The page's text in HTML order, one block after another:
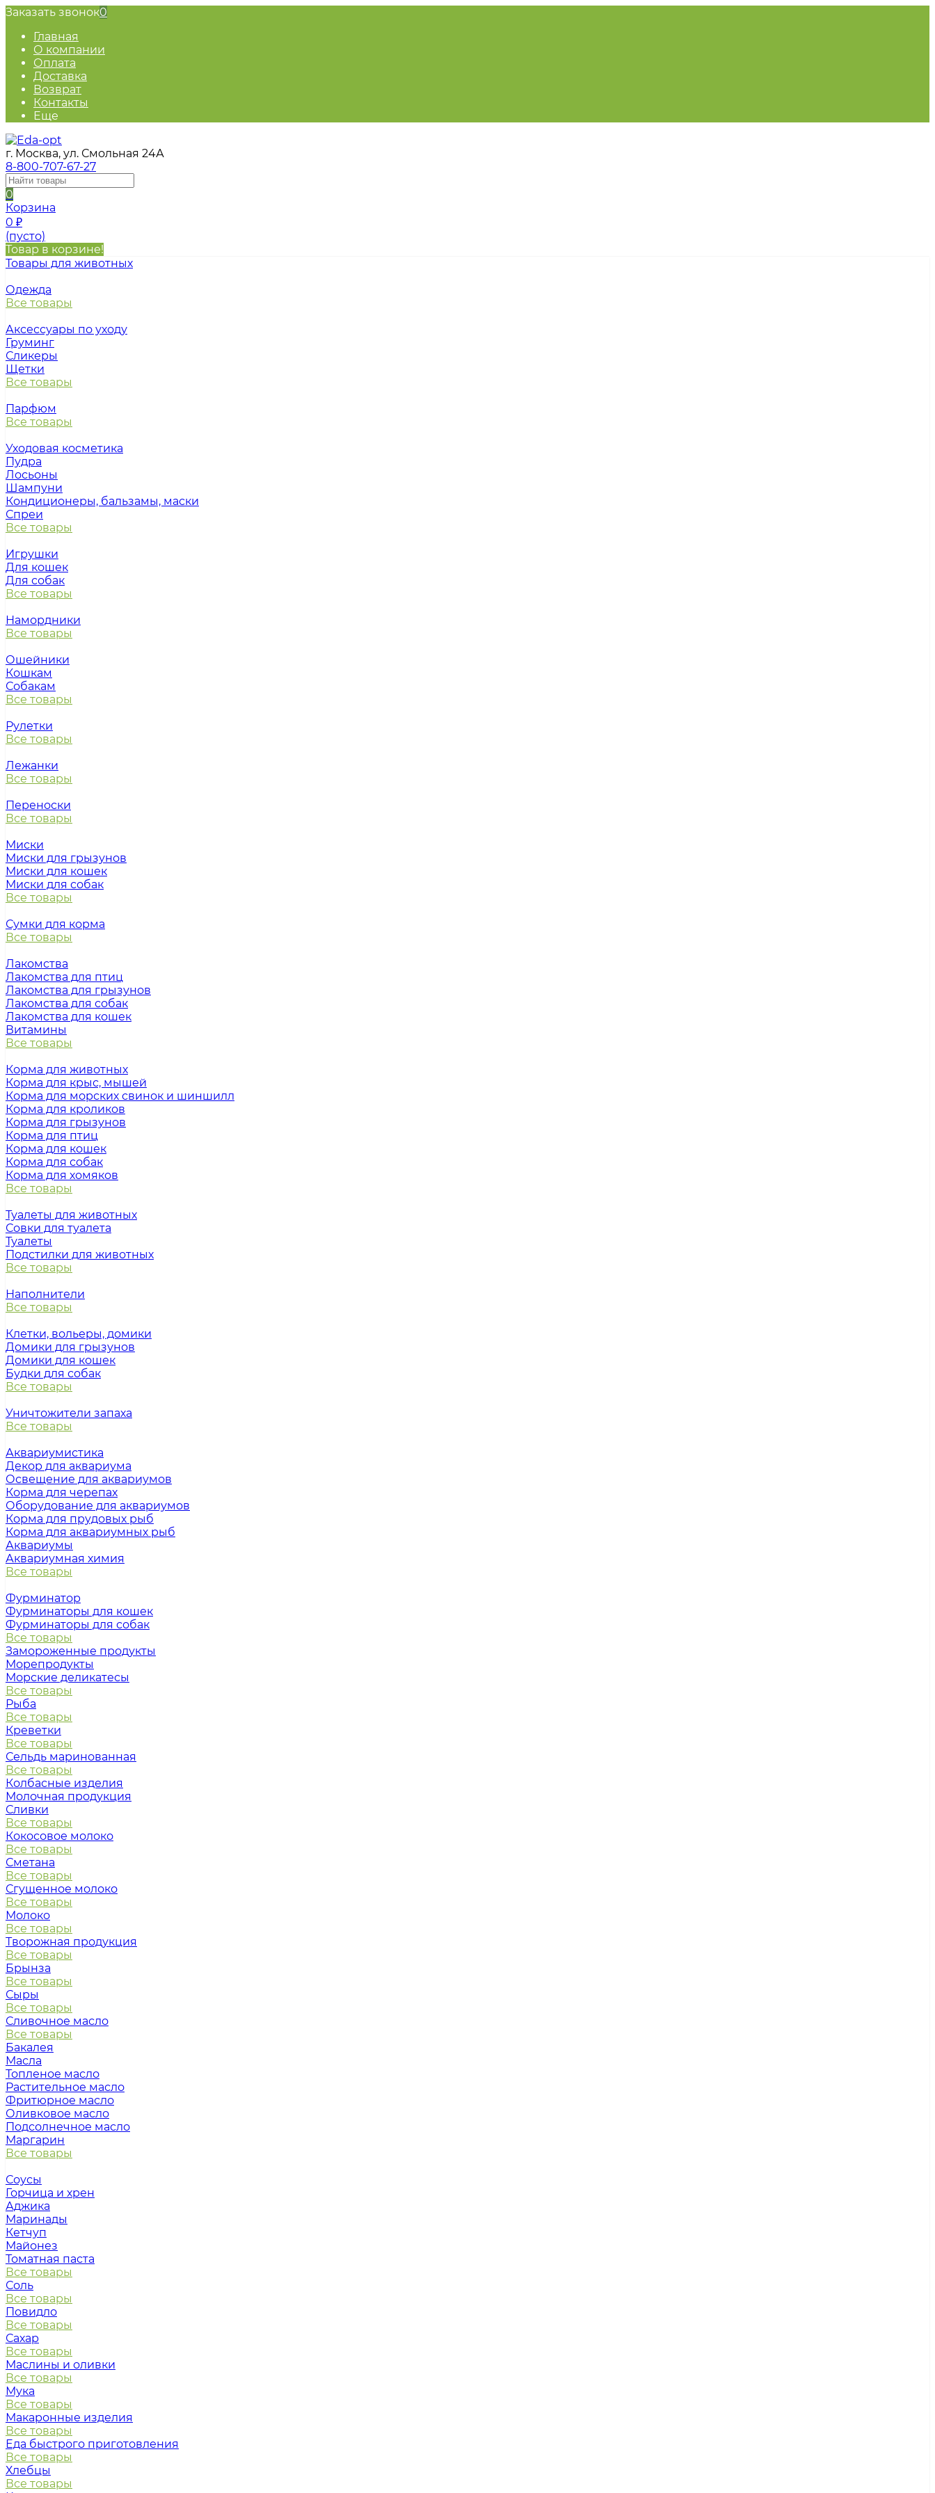
Заказать звонок0
Главная
О компании
Оплата
Доставка
Возврат
Контакты
Еще
г. Москва, ул. Смольная 24А
8-800-707-67-27
0
Корзина
0 ₽
(пусто)
Товар в корзине!
Товары для животных
Одежда
Все товары
Аксессуары по уходу
Груминг
Сликеры
Щетки
Все товары
Парфюм
Все товары
Уходовая косметика
Пудра
Лосьоны
Шампуни
Кондиционеры, бальзамы, маски
Спреи
Все товары
Игрушки
Для кошек
Для собак
Все товары
Намордники
Все товары
Ошейники
Кошкам
Собакам
Все товары
Рулетки
Все товары
Лежанки
Все товары
Переноски
Все товары
Миски
Миски для грызунов
Миски для кошек
Миски для собак
Все товары
Сумки для корма
Все товары
Лакомства
Лакомства для птиц
Лакомства для грызунов
Лакомства для собак
Лакомства для кошек
Витамины
Все товары
Корма для животных
Корма для крыс, мышей
Корма для морских свинок и шиншилл
Корма для кроликов
Корма для грызунов
Корма для птиц
Корма для кошек
Корма для собак
Корма для хомяков
Все товары
Туалеты для животных
Совки для туалета
Туалеты
Подстилки для животных
Все товары
Наполнители
Все товары
Клетки, вольеры, домики
Домики для грызунов
Домики для кошек
Будки для собак
Все товары
Уничтожители запаха
Все товары
Аквариумистика
Декор для аквариума
Освещение для аквариумов
Корма для черепах
Оборудование для аквариумов
Корма для прудовых рыб
Корма для аквариумных рыб
Аквариумы
Аквариумная химия
Все товары
Фурминатор
Фурминаторы для кошек
Фурминаторы для собак
Все товары
Замороженные продукты
Морепродукты
Морские деликатесы
Все товары
Рыба
Все товары
Креветки
Все товары
Сельдь маринованная
Все товары
Колбасные изделия
Молочная продукция
Сливки
Все товары
Кокосовое молоко
Все товары
Сметана
Все товары
Сгущенное молоко
Все товары
Молоко
Все товары
Творожная продукция
Все товары
Брынза
Все товары
Сыры
Все товары
Сливочное масло
Все товары
Бакалея
Масла
Топленое масло
Растительное масло
Фритюрное масло
Оливковое масло
Подсолнечное масло
Маргарин
Все товары
Соусы
Горчица и хрен
Аджика
Маринады
Кетчуп
Майонез
Томатная паста
Все товары
Соль
Все товары
Повидло
Все товары
Сахар
Все товары
Маслины и оливки
Все товары
Мука
Все товары
Макаронные изделия
Все товары
Еда быстрого приготовления
Все товары
Хлебцы
Все товары